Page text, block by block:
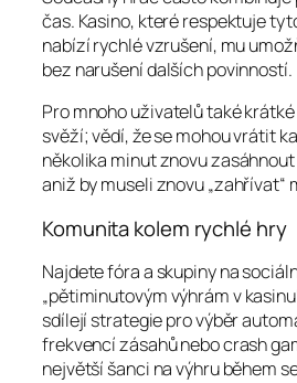
čas. Kasino, které respektuje
nabízí rychlé vzrušení, mu
bez narušení dalších povinností.
Pro mnoho uživatelů také
svěží; vědí, že se mohou vrátit
několika minut znovu
aniž by museli znovu „zahřívat“
Komunita kolem rychlé hry
Najdete fóra a skupiny na
„pětiminutovým výhrám v
sdílejí strategie pro výběr
frekvencí zásahů nebo crash
největší šanci na výhru během